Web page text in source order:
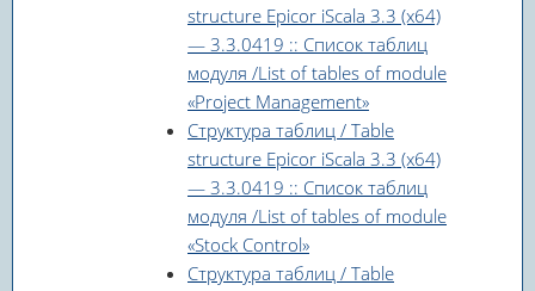
structure Epicor iScala 3.3 (x64)
— 3.3.0419 :: Список таблиц
модуля /List of tables of module
«Project Management»
Структура таблиц / Table
structure Epicor iScala 3.3 (x64)
— 3.3.0419 :: Список таблиц
модуля /List of tables of module
«Stock Control»
Структура таблиц / Table